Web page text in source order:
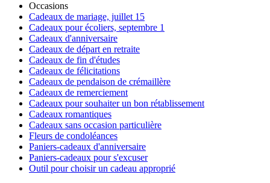
Occasions
Cadeaux de mariage, juillet 15
Cadeaux pour écoliers, septembre 1
Cadeaux d'anniversaire
Cadeaux de départ en retraite
Cadeaux de fin d'études
Cadeaux de félicitations
Cadeaux de pendaison de crémaillère
Cadeaux de remerciement
Cadeaux pour souhaiter un bon rétablissement
Cadeaux romantiques
Cadeaux sans occasion particulière
Fleurs de condoléances
Paniers-cadeaux d'anniversaire
Paniers-cadeaux pour s'excuser
Outil pour choisir un cadeau approprié